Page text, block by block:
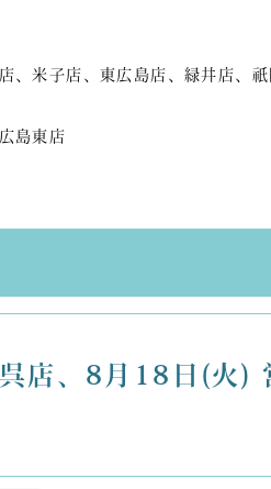
、米子店、東広島店、緑井店、
島東店
店、8月18日(火)